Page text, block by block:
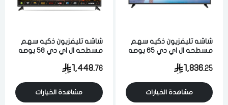
شاشه تليفزيون ذكيه سهم
مسطحه ال اي دي 65 بوصه
واي فاي اسود
1,836.25
مشاهدة الخيارات
شاشه تليفزيون ذكيه سهم
مسطحه ال اي دي 58 بوصه
واي فاي اسود
1,448.76
مشاهدة الخيارات